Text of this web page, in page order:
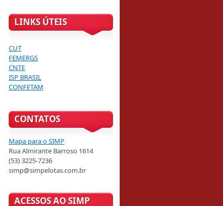
LINKS ÚTEIS
CUT
FEMERGS
CNTE
ISP BRASIL
CONFETAM
CONTATOS
Mapa para o SIMP
Rua Almirante Barroso 1614
(53) 3225-7236
simp@simpelotas.com.br
ACESSOS AO SIMP